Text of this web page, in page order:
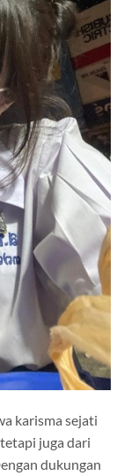
karisma sejati
juga dari
dukungan